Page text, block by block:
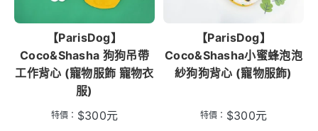
【ParisDog】
Coco&Shasha 狗狗吊帶
工作背心 (寵物服飾 寵物衣
服)
特價： $300元
【ParisDog】
Coco&Shasha小蜜蜂泡泡
紗狗狗背心 (寵物服飾)
特價： $300元